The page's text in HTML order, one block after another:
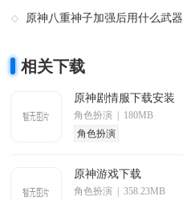
原神八重神子加强后用什么武器
相关下载
原神剧情服下载安装
角色扮演 | 180MB
角色扮演
原神游戏下载
角色扮演 | 358.23MB